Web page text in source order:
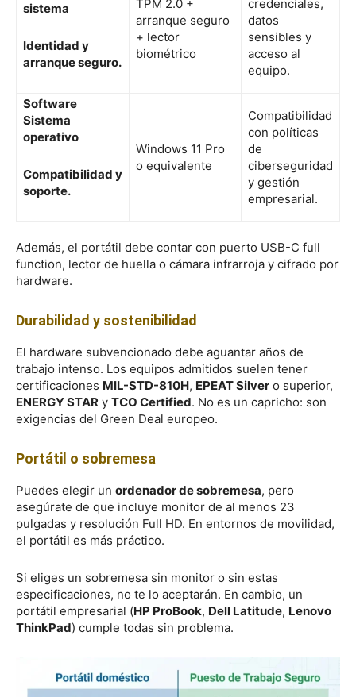
sistema
Identidad y
arranque seguro.
TPM 2.0 +
arranque seguro
+ lector
biométrico
credenciales,
datos
sensibles y
acceso al
equipo.
Software
Sistema
operativo
Compatibilidad y
soporte.
Windows 11 Pro
o equivalente
Compatibilidad
con políticas
de
ciberseguridad
y gestión
empresarial.
Además, el portátil debe contar con puerto USB-C full
function, lector de huella o cámara infrarroja y cifrado por
hardware.
Durabilidad y sostenibilidad
El hardware subvencionado debe aguantar años de
trabajo intenso. Los equipos admitidos suelen tener
certificaciones MIL-STD-810H, EPEAT Silver o superior,
ENERGY STAR y TCO Certified. No es un capricho: son
exigencias del Green Deal europeo.
Portátil o sobremesa
Puedes elegir un ordenador de sobremesa, pero
asegúrate de que incluye monitor de al menos 23
pulgadas y resolución Full HD. En entornos de movilidad,
el portátil es más práctico.
Si eliges un sobremesa sin monitor o sin estas
especificaciones, no te lo aceptarán. En cambio, un
portátil empresarial (HP ProBook, Dell Latitude, Lenovo
ThinkPad) cumple todas sin problema.